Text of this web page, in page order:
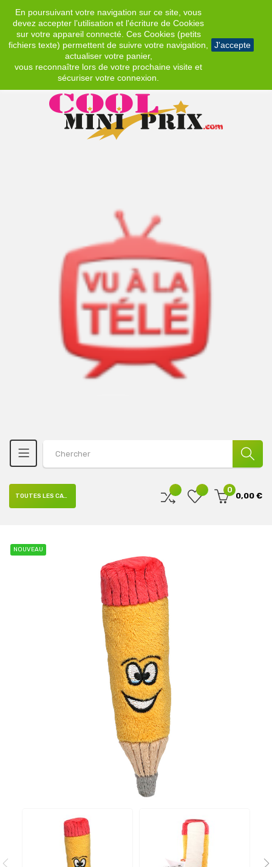
En poursuivant votre navigation sur ce site, vous
devez accepter l’utilisation et l'écriture de Cookies
sur votre appareil connecté. Ces Cookies (petits
fichiers texte) permettent de suivre votre navigation,
actualiser votre panier,
vous reconnaître lors de votre prochaine visite et
sécuriser votre connexion.
J'accepte
EUR
0
0,00 €
TOUTES LES CATÉGORIES
NOUVEAU